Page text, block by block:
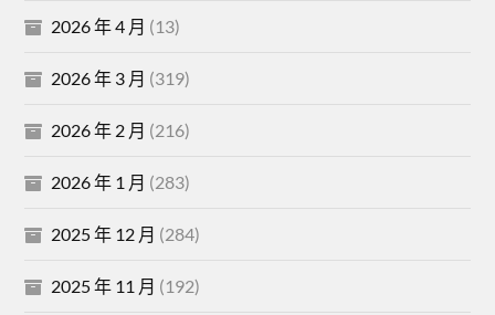
2026 年 4 月 (13)
2026 年 3 月 (319)
2026 年 2 月 (216)
2026 年 1 月 (283)
2025 年 12 月 (284)
2025 年 11 月 (192)